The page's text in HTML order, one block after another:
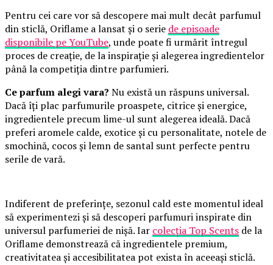
Pentru cei care vor să descopere mai mult decât parfumul
din sticlă, Oriflame a lansat și o serie de episoade
disponibile pe YouTube, unde poate fi urmărit întregul
proces de creație, de la inspirație și alegerea ingredientelor
până la competiția dintre parfumieri.
Ce parfum alegi vara? Nu există un răspuns universal.
Dacă îți plac parfumurile proaspete, citrice și energice,
ingredientele precum lime-ul sunt alegerea ideală. Dacă
preferi aromele calde, exotice și cu personalitate, notele de
smochină, cocos și lemn de santal sunt perfecte pentru
serile de vară.
Indiferent de preferințe, sezonul cald este momentul ideal
să experimentezi și să descoperi parfumuri inspirate din
universul parfumeriei de nișă. Iar colecția Top Scents de la
Oriflame demonstrează că ingredientele premium,
creativitatea și accesibilitatea pot exista în aceeași sticlă.